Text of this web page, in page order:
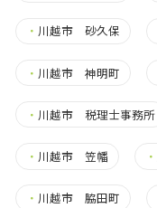
・ 川越市 砂久保
・ 川越市 神明町
・ 川越市 税理士事務所
・ 川越市 笠幡 ・
・ 川越市 脇田町